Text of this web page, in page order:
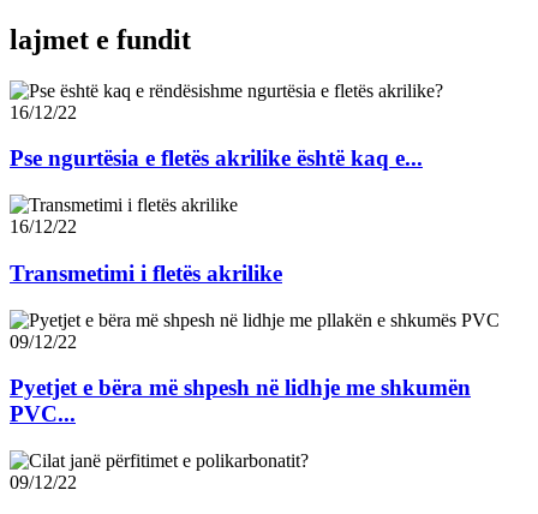
lajmet e fundit
16/12/22
Pse ngurtësia e fletës akrilike është kaq e...
16/12/22
Transmetimi i fletës akrilike
09/12/22
Pyetjet e bëra më shpesh në lidhje me shkumën
PVC...
09/12/22